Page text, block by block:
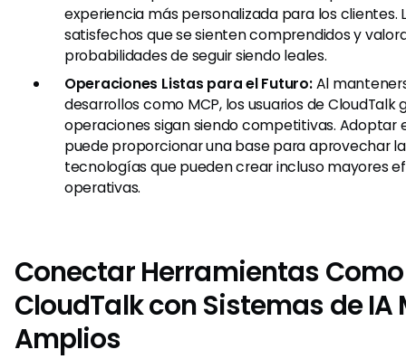
experiencia más personalizada para los clientes.
satisfechos que se sienten comprendidos y
probabilidades de seguir siendo leales.
Operaciones Listas para el Futuro:Al
desarrollos como MCP, los usuarios de CloudTalk
operaciones sigan siendo competitivas. Adoptar
puede proporcionar una base para aprovechar
tecnologías que pueden crear incluso mayores
operativas.
Conectar Herramientas Como
CloudTalk con Sistemas de IA
Amplios